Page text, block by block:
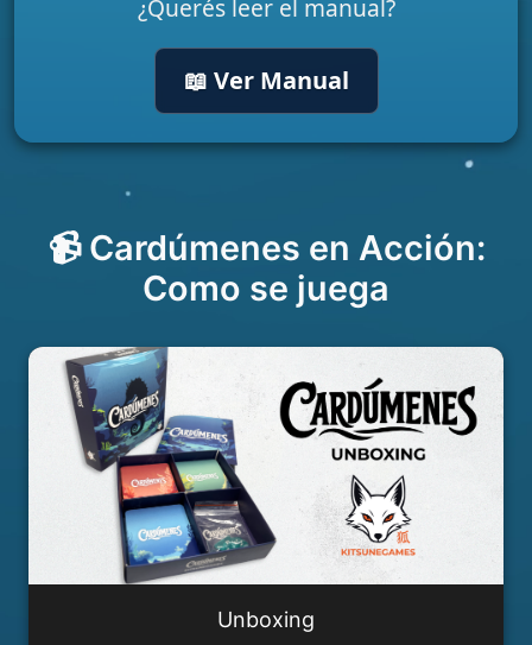
¿Querés leer el manual?
📖 Ver Manual
📹 Cardúmenes en Acción:
Como se juega
Unboxing